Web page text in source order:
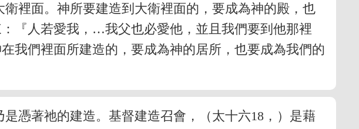
裡面。神所要建造到大衛裡面的，要成為神的殿，也
『人若愛我，…我父也必愛他，並且我們要到他那裡
我們裡面所建造的，要成為神的居所，也要成為我們的
憑著祂的建造。基督建造召會，（太十六18，）是藉